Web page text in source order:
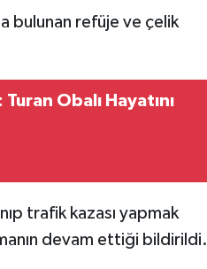
bulunan refüje ve çelik
Obalı Hayatını
trafik kazası yapmak
devam ettiği bildirildi.